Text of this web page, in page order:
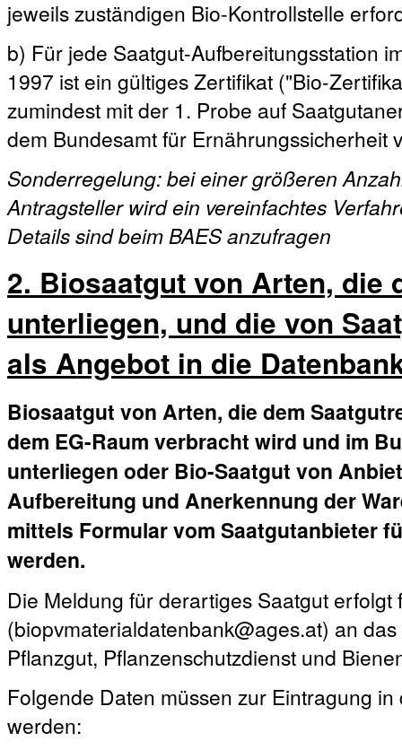
jeweils zuständigen Bio-Kontrollstelle
b) Für jede Saatgut-Aufbereitungsstation
1997 ist ein gültiges Zertifikat ("Bio-
zumindest mit der 1. Probe auf
dem Bundesamt für Ernährungssicherheit
Sonderregelung: bei einer größeren
Antragsteller wird ein vereinfachtes
Details sind beim BAES anzufragen
2. Biosaatgut von Arten, die
unterliegen, und die von
als Angebot in die
Biosaatgut von Arten, die dem
dem EG-Raum verbracht wird und im
unterliegen oder Bio-Saatgut von
Aufbereitung und Anerkennung der
mittels Formular vom Saatgutanbieter
werden.
Die Meldung für derartiges Saatgut erfolgt
(biopvmaterialdatenbank@ages.at) an
Pflanzgut, Pflanzenschutzdienst und
Folgende Daten müssen zur Eintragung
werden: